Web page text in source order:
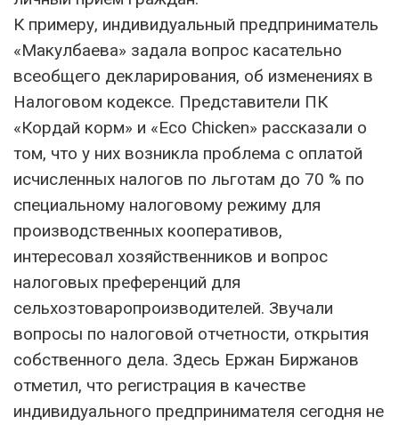
К примеру, индивидуальный предприниматель
«Макулбаева» задала вопрос касательно
всеобщего декларирования, об изменениях в
Налоговом кодексе. Представители ПК
«Кордай корм» и «Eco Chicken» рассказали о
том, что у них возникла проблема с оплатой
исчисленных налогов по льготам до 70 % по
специальному налоговому режиму для
производственных кооперативов,
интересовал хозяйственников и вопрос
налоговых преференций для
сельхозтоваропроизводителей. Звучали
вопросы по налоговой отчетности, открытия
собственного дела. Здесь Ержан Биржанов
отметил, что регистрация в качестве
индивидуального предпринимателя сегодня не